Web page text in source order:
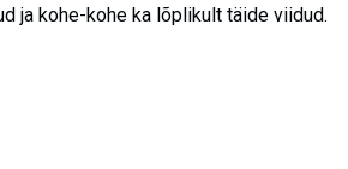
ja kohe-kohe ka lõplikult täide viidud.